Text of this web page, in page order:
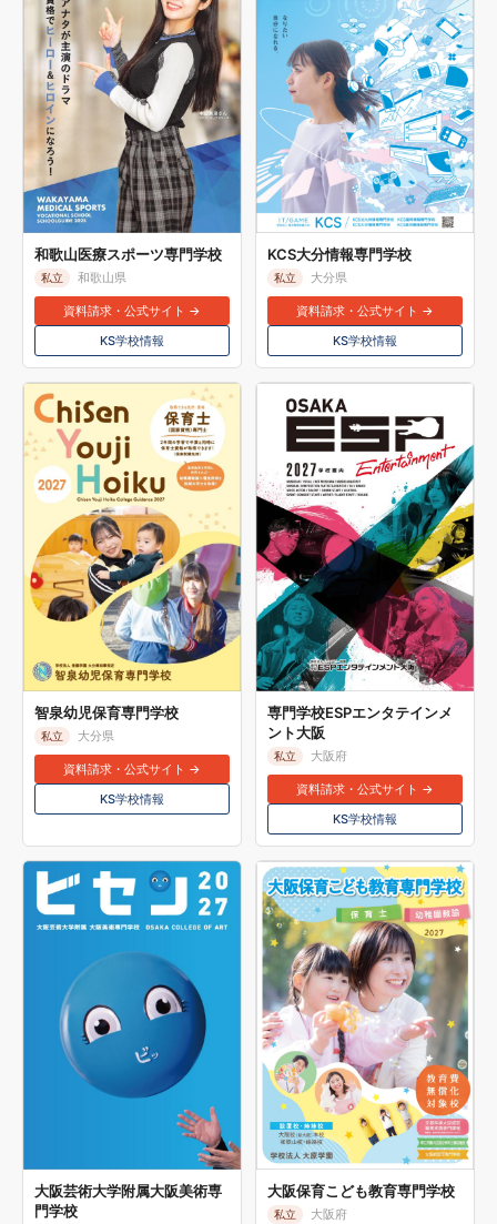
和歌山医療スポーツ専門学校
私立 和歌山県
資料請求・公式サイト →
KS学校情報
KCS大分情報専門学校
私立 大分県
資料請求・公式サイト →
KS学校情報
智泉幼児保育専門学校
私立 大分県
資料請求・公式サイト →
KS学校情報
専門学校ESPエンタテインメ
ント大阪
私立 大阪府
資料請求・公式サイト →
KS学校情報
大阪芸術大学附属大阪美術専
門学校
大阪保育こども教育専門学校
私立 大阪府